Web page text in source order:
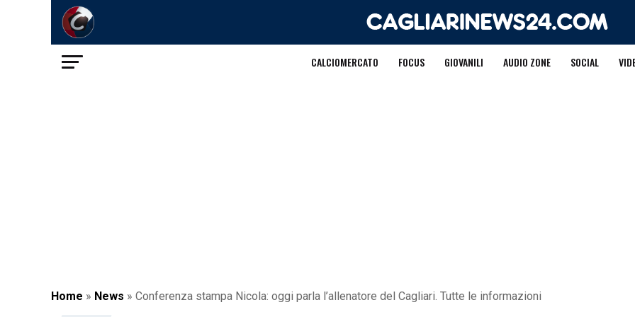
CALCIOMERCATO FOCUS GIOVANILI AUDIO ZONE SOCIAL
Home » News » Conferenza stampa Nicola: oggi parla l’allenatore del Cagliari. Tutte le informazioni